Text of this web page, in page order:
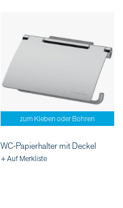
zum Kleben oder Bohren
WC-Papierhalter mit Deckel
+ Auf Merkliste